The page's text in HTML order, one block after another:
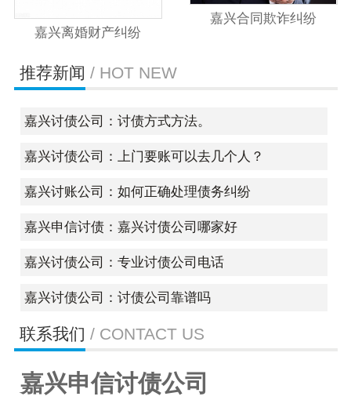
嘉兴离婚财产纠纷
嘉兴合同欺诈纠纷
推荐新闻 / HOT NEW
嘉兴讨债公司：讨债方式方法。
嘉兴讨债公司：上门要账可以去几个人？
嘉兴讨账公司：如何正确处理债务纠纷
嘉兴申信讨债：嘉兴讨债公司哪家好
嘉兴讨债公司：专业讨债公司电话
嘉兴讨债公司：讨债公司靠谱吗
联系我们 / CONTACT US
嘉兴申信讨债公司